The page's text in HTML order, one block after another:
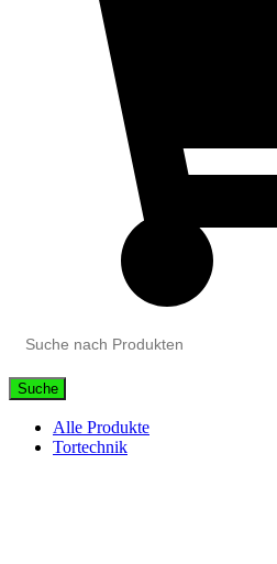
Suche
Alle Produkte
Tortechnik